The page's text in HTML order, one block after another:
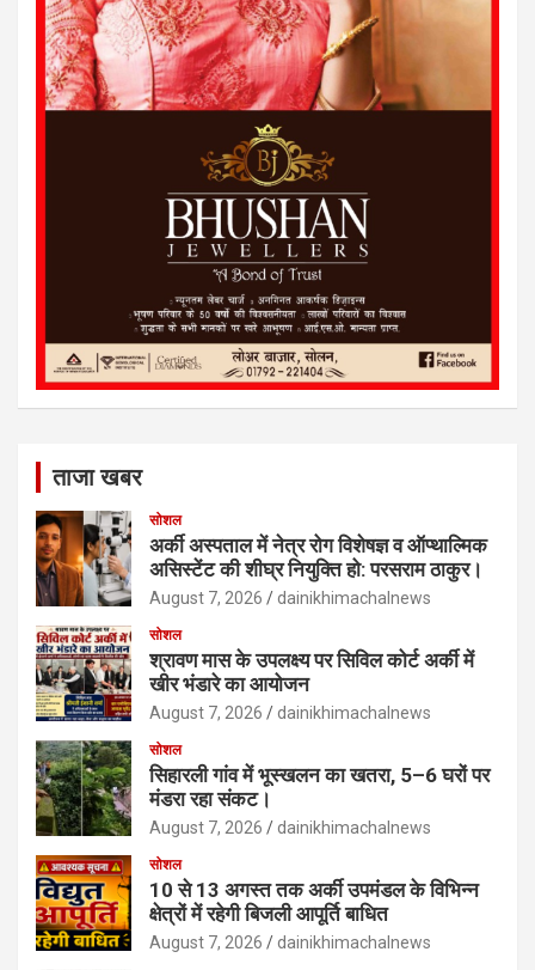
ताजा खबर
सोशल
अर्की अस्पताल में नेत्र रोग विशेषज्ञ व ऑप्थाल्मिक
असिस्टेंट की शीघ्र नियुक्ति हो: परसराम ठाकुर।
August 7, 2026 dainikhimachalnews
सोशल
श्रावण मास के उपलक्ष्य पर सिविल कोर्ट अर्की में
खीर भंडारे का आयोजन
August 7, 2026 dainikhimachalnews
सोशल
सिहारली गांव में भूस्खलन का खतरा, 5–6 घरों पर
मंडरा रहा संकट।
August 7, 2026 dainikhimachalnews
सोशल
10 से 13 अगस्त तक अर्की उपमंडल के विभिन्न
क्षेत्रों में रहेगी बिजली आपूर्ति बाधित
August 7, 2026 dainikhimachalnews